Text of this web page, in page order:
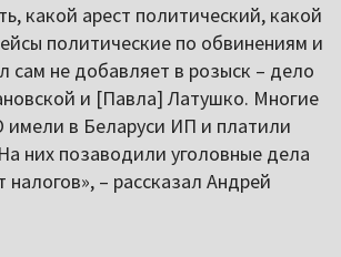
какой арест политический, какой
политические по обвинениям и
сам не добавляет в розыск – дело
и [Павла] Латушко. Многие
имели в Беларуси ИП и платили
них позаводили уголовные дела
налогов», – рассказал Андрей